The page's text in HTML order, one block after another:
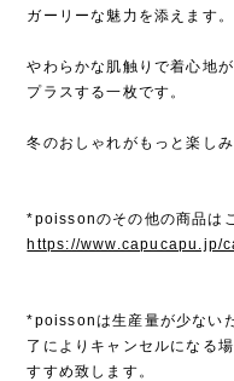
ガーリーな魅力を添えます。
やわらかな肌触りで着心地
プラスする一枚です。
冬のおしゃれがもっと楽し
*poissonのその他の商品は
https://www.capucapu.jp/
*poissonは生産量が少ない
了によりキャンセルになる
すすめ致します。